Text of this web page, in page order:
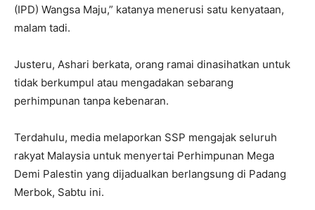
(IPD) Wangsa Maju,” katanya menerusi satu kenyataan,
malam tadi.
Justeru, Ashari berkata, orang ramai dinasihatkan untuk
tidak berkumpul atau mengadakan sebarang
perhimpunan tanpa kebenaran.
Terdahulu, media melaporkan SSP mengajak seluruh
rakyat Malaysia untuk menyertai Perhimpunan Mega
Demi Palestin yang dijadualkan berlangsung di Padang
Merbok, Sabtu ini.